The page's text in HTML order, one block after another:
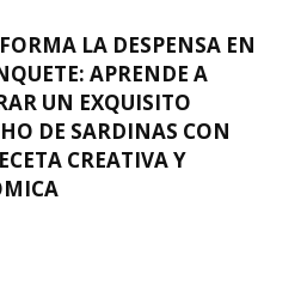
LA DESPENSA EN
APRENDE A
UN EXQUISITO
DE SARDINAS CON
CREATIVA Y